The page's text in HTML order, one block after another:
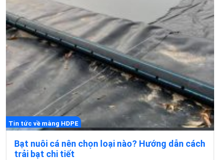
Tin tức về màng HDPE
Bạt nuôi cá nên chọn loại nào? Hướng dẫn cách
trải bạt chi tiết